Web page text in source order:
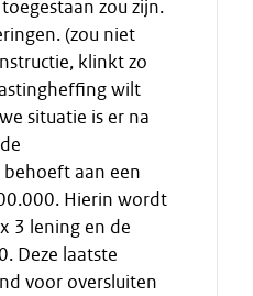
zou zijn.
(zou niet
klinkt zo
wilt
situatie is er na
aan een
Hierin wordt
3 lening en de
Deze laatste
voor oversluiten